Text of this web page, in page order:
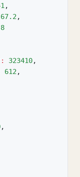
,
67.2 ,
: 323410,
612 ,
,